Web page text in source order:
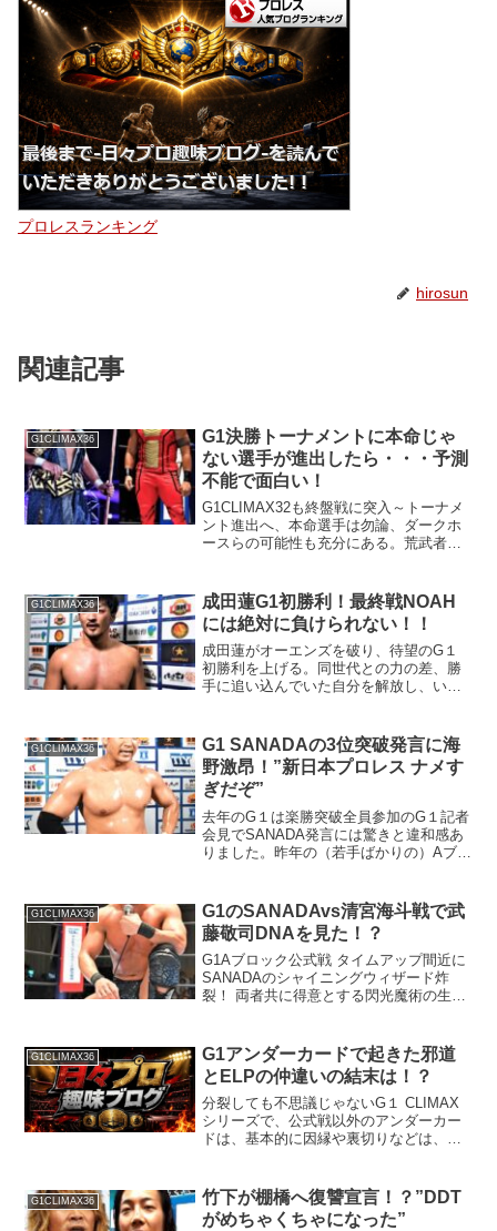
プロレスランキング
hirosun
関連記事
G1CLIMAX36
G1決勝トーナメントに本命じゃ
ない選手が進出したら・・・予測
不能で面白い！
G1CLIMAX32も終盤戦に突入～トーナメ
ント進出へ、本命選手は勿論、ダークホ
ースらの可能性も充分にある。荒武者は
G1CLIMAX36
成田蓮G1初勝利！最終戦NOAH
には絶対に負けられない！！
成田蓮がオーエンズを破り、待望のG１
初勝利を上げる。同世代との力の差、勝
手に追い込んでいた自分を解放し、いざ
G1CLIMAX36
G1 SANADAの3位突破発言に海
野激昂！”新日本プロレス ナメす
ぎだぞ”
去年のG１は楽勝突破全員参加のG１記者
会見でSANADA発言には驚きと違和感あ
りました。昨年の（若手ばかりの）Aブロ
ばります的な発言。去年のG１Aブロック
楽勝発言は、新...
G1CLIMAX36
G1のSANADAvs清宮海斗戦で武
藤敬司DNAを見た！？
G1Aブロック公式戦 タイムアップ間近に
SANADAのシャイニングウィザード炸
裂！ 両者共に得意とする閃光魔術の生み
G1CLIMAX36
G1アンダーカードで起きた邪道
とELPの仲違いの結末は！？
分裂しても不思議じゃないG１ CLIMAX
シリーズで、公式戦以外のアンダーカー
ドは、基本的に因縁や裏切りなどは、あ
モのいざこざは驚きました。しかし、こ
の２人が揉めるとい...
G1CLIMAX36
竹下が棚橋へ復讐宣言！？”DDT
がめちゃくちゃになった”